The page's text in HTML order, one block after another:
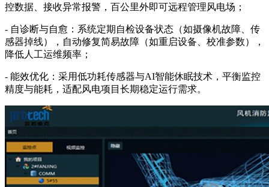
控数据、接收异常报警，百公里外即可远程管理风电场；
- 自诊断与自愈：系统定期自检设备状态（如摄像机故障、传
感器掉线），自动修复简易故障（如重启设备、校准参数），
降低人工运维频率；
- 能效优化：采用低功耗传感器与AI智能休眠技术，平衡监控
精度与能耗，适配风电项目长期稳定运行需求。